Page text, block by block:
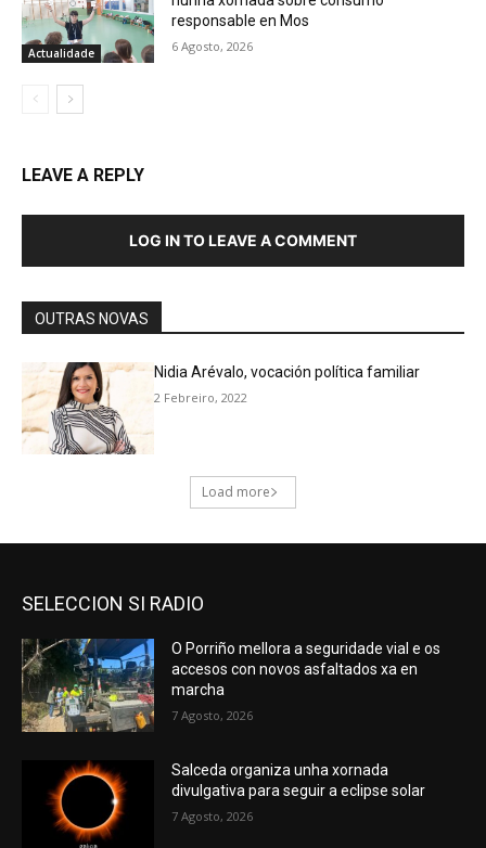
SELECCION SI RADIO
O Porriño mellora a seguridade vial e os
accesos con novos asfaltados xa en
marcha
7 Agosto, 2026
Salceda organiza unha xornada
divulgativa para seguir a eclipse solar
7 Agosto, 2026